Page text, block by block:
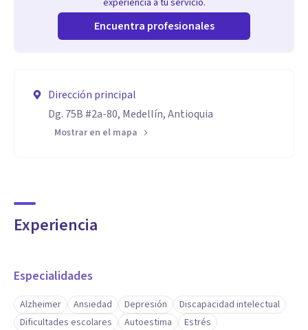
experiencia a tu servicio.
Encuentra profesionales
Dirección principal
Dg. 75B #2a-80, Medellín, Antioquia
Mostrar en el mapa
Experiencia
Especialidades
Alzheimer Ansiedad Depresión
Discapacidad intelectual
Dificultades escolares
Autoestima
Estrés